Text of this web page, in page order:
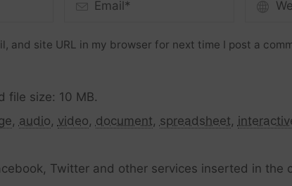
and site URL in my browser for next time I post a
file size: 10 MB.
, audio, video, document, spreadsheet,
Twitter and other services inserted in the